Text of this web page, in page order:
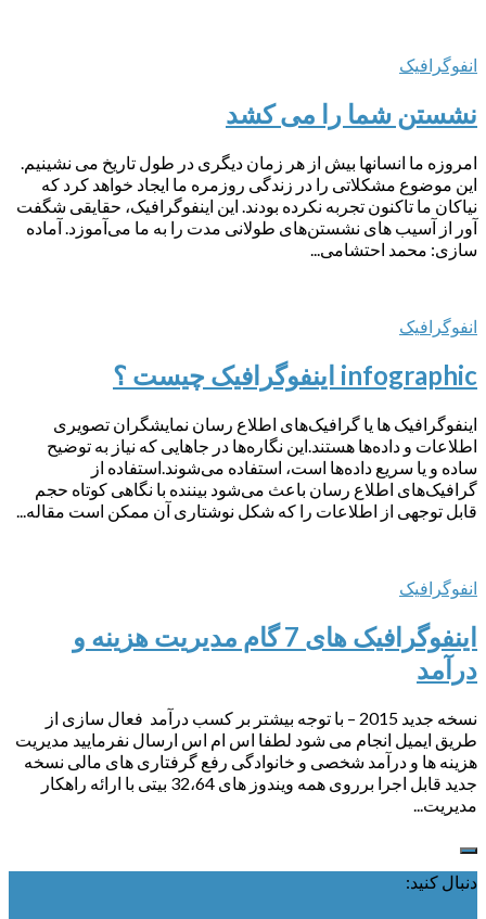
انفوگرافیک
نشستن شما را می کشد
امروزه ما انسانها بیش از هر زمان دیگری در طول تاریخ می نشینیم.
این موضوع مشکلاتی را در زندگی روزمره ما ایجاد خواهد کرد که
نیاکان ما تاکنون تجربه نکرده بودند. این اینفوگرافیک، حقایقی شگفت
آور از آسیب های نشستن‌های طولانی مدت را به ما می‌آموزد. آماده
سازی: محمد احتشامی...
انفوگرافیک
infographic اینفوگرافیک چیست ؟
اینفوگرافیک ‌ها یا گرافیک‌های اطلاع رسان نمایشگران تصویری
اطلاعات و داده‌ها هستند.این نگاره‌ها در جاهایی که نیاز به توضیح
ساده و یا سریع داده‌ها است، استفاده می‌شوند.استفاده از
گرافیک‌های اطلاع رسان باعث می‌شود بیننده با نگاهی کوتاه حجم
قابل توجهی از اطلاعات را که شکل نوشتاری آن ممکن است مقاله...
انفوگرافیک
اینفوگرافیک های 7 گام مدیریت هزینه و
درآمد
نسخه جدید 2015 – با توجه بیشتر بر کسب درآمد فعال سازی از
طریق ایمیل انجام می شود لطفا اس ام اس ارسال نفرمایید مدیریت
هزینه ها و درآمد شخصی و خانوادگی رفع گرفتاری های مالی نسخه
جدید قابل اجرا برروی همه ویندوز های 32،64 بیتی با ارائه راهکار
مدیریت...
دنبال کنید: